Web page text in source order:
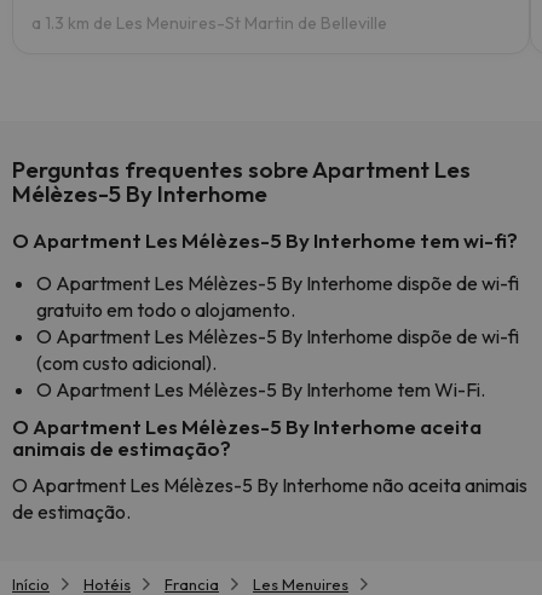
a 1.3 km de Les Menuires-St Martin de Belleville
Perguntas frequentes sobre Apartment Les
Mélèzes-5 By Interhome
O Apartment Les Mélèzes-5 By Interhome tem wi-fi?
O Apartment Les Mélèzes-5 By Interhome dispõe de wi-fi
gratuito em todo o alojamento.
O Apartment Les Mélèzes-5 By Interhome dispõe de wi-fi
(com custo adicional).
O Apartment Les Mélèzes-5 By Interhome tem Wi-Fi.
O Apartment Les Mélèzes-5 By Interhome aceita
animais de estimação?
O Apartment Les Mélèzes-5 By Interhome não aceita animais
de estimação.
Início Hotéis Francia
Les Menuires